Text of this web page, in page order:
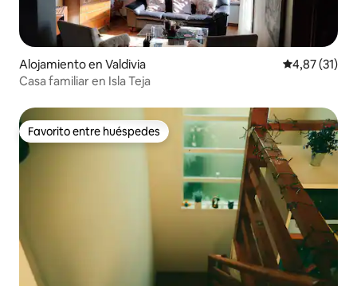
Alojamiento en Valdivia Calificación
4,87 (31)
Casa familiar en Isla Teja
Favorito entre huéspedes
Favorito entre huéspedes